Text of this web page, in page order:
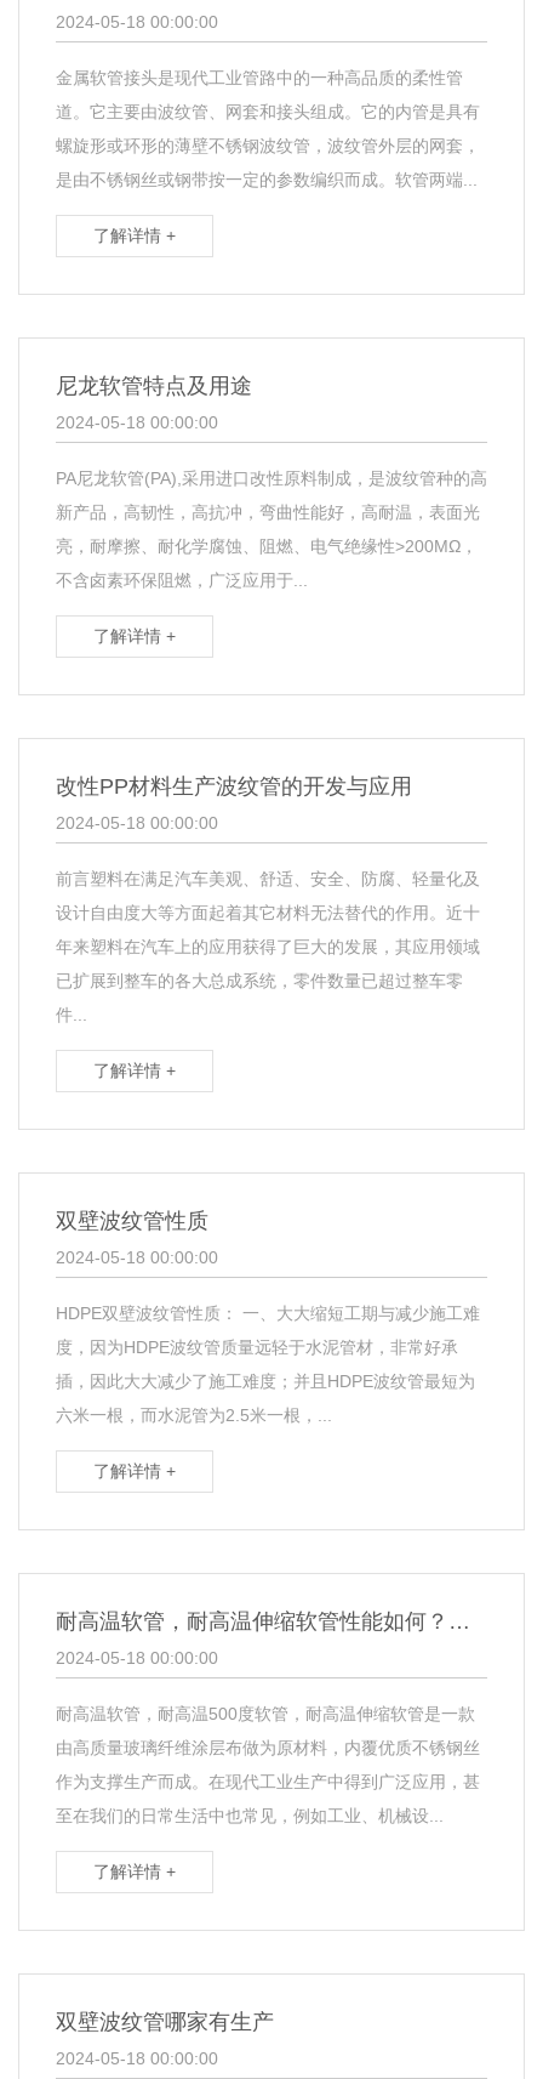
2024-05-18 00:00:00
金属软管接头是现代工业管路中的一种高品质的柔性管
道。它主要由波纹管、网套和接头组成。它的内管是具有
螺旋形或环形的薄壁不锈钢波纹管，波纹管外层的网套，
是由不锈钢丝或钢带按一定的参数编织而成。软管两端...
了解详情 +
尼龙软管特点及用途
2024-05-18 00:00:00
PA尼龙软管(PA),采用进口改性原料制成，是波纹管种的高
新产品，高韧性，高抗冲，弯曲性能好，高耐温，表面光
亮，耐摩擦、耐化学腐蚀、阻燃、电气绝缘性>200MΩ，
不含卤素环保阻燃，广泛应用于...
了解详情 +
改性PP材料生产波纹管的开发与应用
2024-05-18 00:00:00
前言塑料在满足汽车美观、舒适、安全、防腐、轻量化及
设计自由度大等方面起着其它材料无法替代的作用。近十
年来塑料在汽车上的应用获得了巨大的发展，其应用领域
已扩展到整车的各大总成系统，零件数量已超过整车零
件...
了解详情 +
双壁波纹管性质
2024-05-18 00:00:00
HDPE双壁波纹管性质： 一、大大缩短工期与减少施工难
度，因为HDPE波纹管质量远轻于水泥管材，非常好承
插，因此大大减少了施工难度；并且HDPE波纹管最短为
六米一根，而水泥管为2.5米一根，...
了解详情 +
耐高温软管，耐高温伸缩软管性能如何？金属包塑波纹管
2024-05-18 00:00:00
耐高温软管，耐高温500度软管，耐高温伸缩软管是一款
由高质量玻璃纤维涂层布做为原材料，内覆优质不锈钢丝
作为支撑生产而成。在现代工业生产中得到广泛应用，甚
至在我们的日常生活中也常见，例如工业、机械设...
了解详情 +
双壁波纹管哪家有生产
2024-05-18 00:00:00